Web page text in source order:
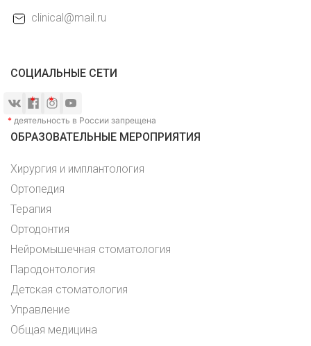
clinical@mail.ru
СОЦИАЛЬНЫЕ СЕТИ
* деятельность в России запрещена
ОБРАЗОВАТЕЛЬНЫЕ МЕРОПРИЯТИЯ
Хирургия и имплантология
Ортопедия
Терапия
Ортодонтия
Нейромышечная стоматология
Пародонтология
Детская стоматология
Управление
Общая медицина